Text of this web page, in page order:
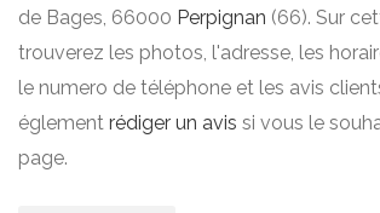
de Bages, 66000 Perpignan (66). Sur
trouverez les photos, l'adresse, les
le numero de téléphone et les avis
églement rédiger un avis si vous le
page.